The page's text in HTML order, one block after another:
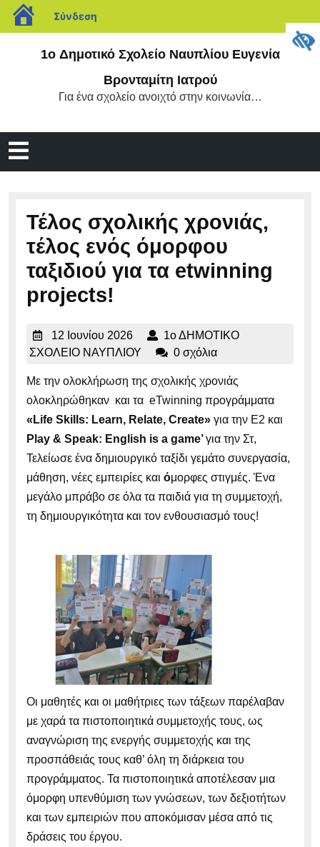
blogs.sch.gr
Σύνδεση
1o Δημοτικό Σχολείο Ναυπλίου Ευγενία
Βρονταμίτη Ιατρού
Για ένα σχολείο ανοιχτό στην κοινωνία…
Άνοιγμα
Τέλος σχολικής χρονιάς,
τέλος ενός όμορφου
ταξιδιού για τα etwinning
projects!
12 Ιουνίου 202612
Ιουνίου
1ο ΔΗΜΟΤΙΚΟ
ΣΧΟΛΕΙΟ ΝΑΥΠΛΙΟΥ
ΣΧΟΛΕΙΟ
ΝΑΥΠΛΙΟΥ
0 σχόλια
Με την ολοκλήρωση της σχολικής χρονιάς
ολοκληρώθηκαν και τα eTwinning προγράμματα
«Life Skills: Learn, Relate, Create» για την Ε2 και
Play & Speak: English is a game’για την Στ,
Τελείωσε ένα δημιουργικό ταξίδι γεμάτο συνεργασία,
μάθηση, νέες εμπειρίες και όμορφες στιγμές. Ένα
μεγάλο μπράβο σε όλα τα παιδιά για τη συμμετοχή,
τη δημιουργικότητα και τον ενθουσιασμό τους!
Οι μαθητές και οι μαθήτριες των τάξεων παρέλαβαν
με χαρά τα πιστοποιητικά συμμετοχής τους, ως
αναγνώριση της ενεργής συμμετοχής και της
προσπάθειάς τους καθ’ όλη τη διάρκεια του
προγράμματος. Τα πιστοποιητικά αποτέλεσαν μια
όμορφη υπενθύμιση των γνώσεων, των δεξιοτήτων
και των εμπειριών που αποκόμισαν μέσα από τις
δράσεις του έργου.